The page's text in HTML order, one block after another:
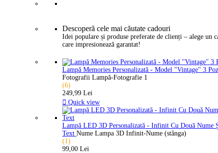
Descoperă cele mai căutate cadouri
Idei populare și produse preferate de clienți – alege un
care impresionează garantat!
Lampă Memories Personalizată - Model "Vintage" 3
Fotografii Lampă-Fotografie 1
(6)
249,99 Lei
 Quick view
Lampă LED 3D Personalizată - Infinit Cu Două Nume
Text Nume Lampa 3D Infinit-Nume (stânga)
(1)
99,00 Lei